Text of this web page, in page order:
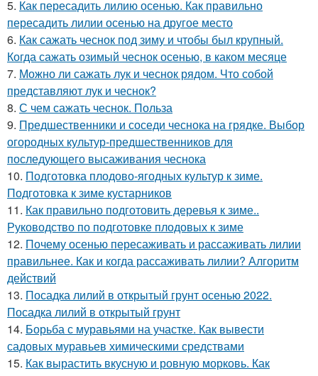
5. Как пересадить лилию осенью. Как правильно
пересадить лилии осенью на другое место
6. Как сажать чеснок под зиму и чтобы был крупный.
Когда сажать озимый чеснок осенью, в каком месяце
7. Можно ли сажать лук и чеснок рядом. Что собой
представляют лук и чеснок?
8. С чем сажать чеснок. Польза
9. Предшественники и соседи чеснока на грядке. Выбор
огородных культур-предшественников для
последующего высаживания чеснока
10. Подготовка плодово-ягодных культур к зиме.
Подготовка к зиме кустарников
11. Как правильно подготовить деревья к зиме..
Руководство по подготовке плодовых к зиме
12. Почему осенью пересаживать и рассаживать лилии
правильнее. Как и когда рассаживать лилии? Алгоритм
действий
13. Посадка лилий в открытый грунт осенью 2022.
Посадка лилий в открытый грунт
14. Борьба с муравьями на участке. Как вывести
садовых муравьев химическими средствами
15. Как вырастить вкусную и ровную морковь. Как